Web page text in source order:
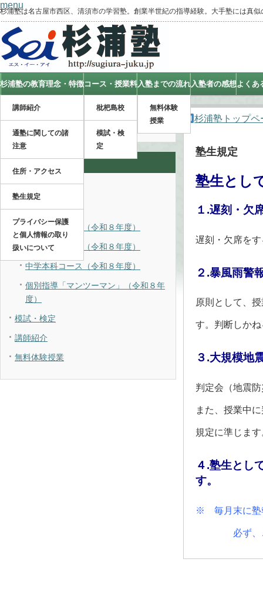
杉浦塾は名古屋市西区、清須市の学習塾。創業半世紀の指導経験。大手塾には真
menu
杉浦塾の教育理念・特徴
講師紹介
通塾に関しての諸
注意
住所・アクセス
塾生規定
プライバシー保護
と個人情報の取り
扱いについて
コース・授業料
枇杷島校
模試・検
定
入塾までの流れ
無料体験
授業
入塾者の感想よくあ
杉浦塾トップペ
塾生規定
塾生とし
１.遅刻・欠
遅刻・欠席を
２.暴風雨警
原則として、
す。判断しか
３.大規模地
判定会（地震
また、授業中
規定に準じま
４.塾生とし
す。
※ 毎月末に塾
必ず、ご覧
■枇杷島校
中学受験コース（令和８年度）
小学本科コース（令和８年度）
中学本科コース（令和８年度）
個別指導「マンツーマン」（令和８年
度）
模試・検定
講師紹介
無料体験授業